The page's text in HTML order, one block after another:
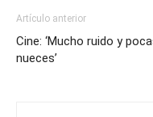
Artículo anterior
Cine: ‘Mucho ruido y
nueces’